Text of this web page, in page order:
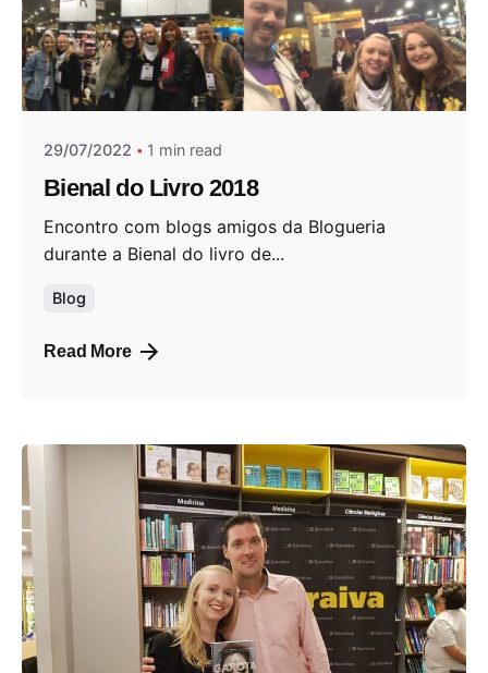
Posted by
Andrea Jocys
29/07/2022 1 min read
Bienal do Livro 2018
Encontro com blogs amigos da Blogueria
durante a Bienal do livro de...
Blog
Read More